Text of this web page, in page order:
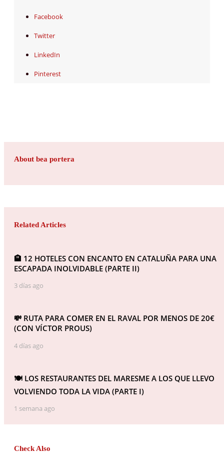
Facebook
Twitter
LinkedIn
Pinterest
About bea portera
Related Articles
🏨 12 HOTELES CON ENCANTO EN CATALUÑA PARA UNA
ESCAPADA INOLVIDABLE (PARTE II)
3 días ago
💸 RUTA PARA COMER EN EL RAVAL POR MENOS DE 20€
(CON VÍCTOR PROUS)
4 días ago
🍽️ LOS RESTAURANTES DEL MARESME A LOS QUE LLEVO
VOLVIENDO TODA LA VIDA (PARTE I)
1 semana ago
Check Also